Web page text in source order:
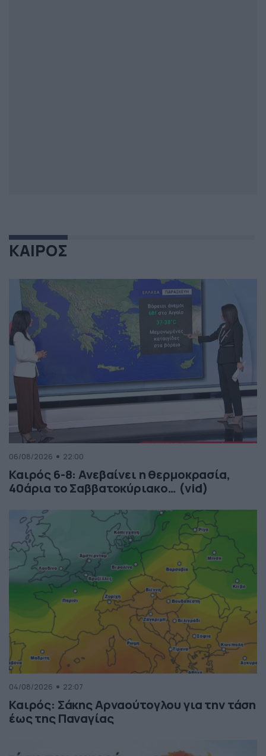
ΚΑΙΡΟΣ
06/08/2026 22:00
Καιρός 6-8: Ανεβαίνει η θερμοκρασία,
40άρια το Σαββατοκύριακο… (vid)
04/08/2026 22:07
Καιρός: Σάκης Αρναούτογλου για την τάση
έως της Παναγίας